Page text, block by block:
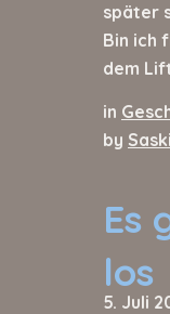
später
Bin ich
dem
in
by
Es
los
5. Juli